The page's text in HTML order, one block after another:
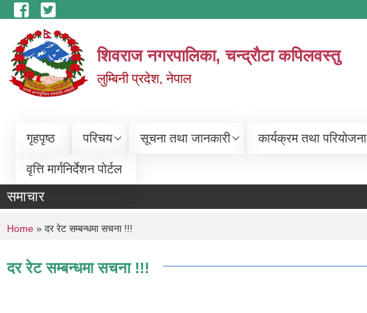
Skip to main content
शिवराज नगरपालिका, चन्द्राैटा कपिलवस्तु
लुम्बिनी प्रदेश, नेपाल
गृहपृष्ठ परिचय सूचना तथा जानकारी कार्यक्रम तथा परियोजना
वृत्ति मार्गनिर्देशन पोर्टल
समाचार
You are here
Home » दर रेट सम्बन्धमा सचना !!!
दर रेट सम्बन्धमा सचना !!!